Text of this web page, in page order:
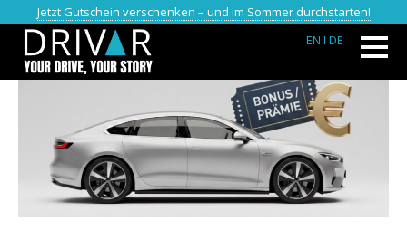
Jetzt Gutschein verschenken – und im Sommer durchstarten!
EN I DE